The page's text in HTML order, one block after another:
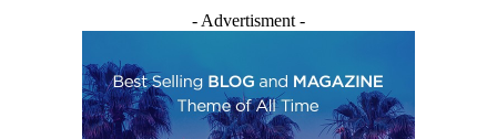
- Advertisment -